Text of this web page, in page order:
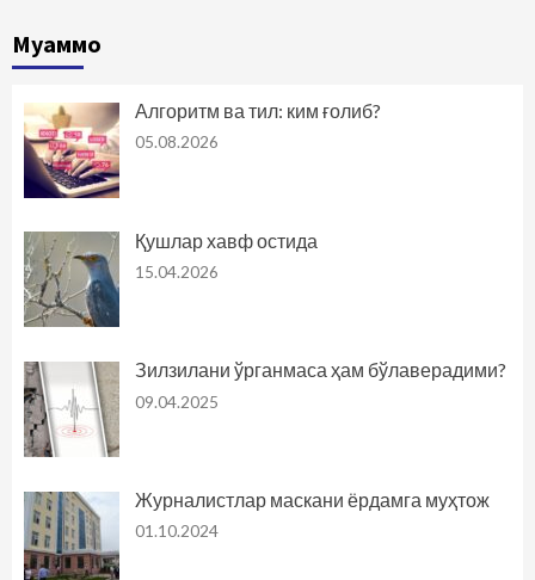
Муаммо
Алгоритм ва тил: ким ғолиб?
05.08.2026
Қушлар хавф остида
15.04.2026
Зилзилани ўрганмаса ҳам бўлаверадими?
09.04.2025
Журналистлар маскани ёрдамга муҳтож
01.10.2024